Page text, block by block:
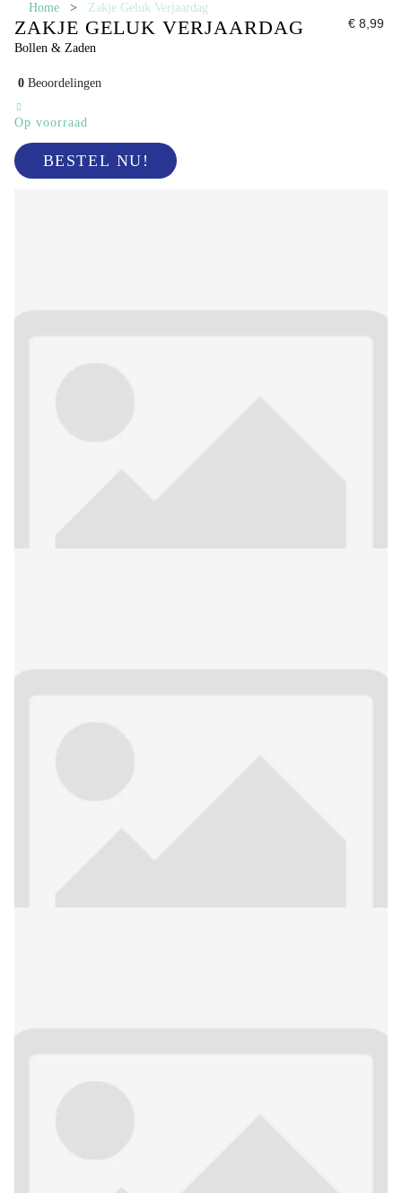
Home > Zakje Geluk Verjaardag
ZAKJE GELUK VERJAARDAG
Bollen & Zaden
€ 8,99
0 Beoordelingen
Op voorraad
BESTEL NU!